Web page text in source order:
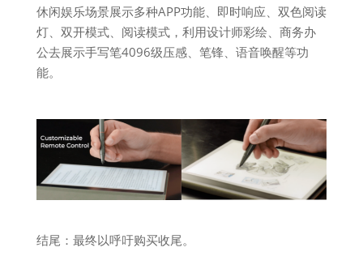
休闲娱乐场景展示多种APP功能、即时响应、双色阅读
灯、双开模式、阅读模式，利用设计师彩绘、商务办
公去展示手写笔4096级压感、笔锋、语音唤醒等功
能。
结尾：最终以呼吁购买收尾。